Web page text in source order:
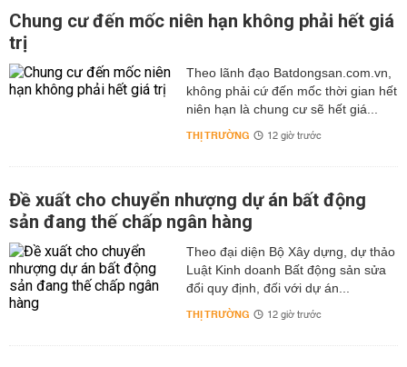
Chung cư đến mốc niên hạn không phải hết giá
trị
Theo lãnh đạo Batdongsan.com.vn,
không phải cứ đến mốc thời gian hết
niên hạn là chung cư sẽ hết giá...
THỊ TRƯỜNG 12 giờ trước
Đề xuất cho chuyển nhượng dự án bất động
sản đang thế chấp ngân hàng
Theo đại diện Bộ Xây dựng, dự thảo
Luật Kinh doanh Bất động sản sửa
đổi quy định, đối với dự án...
THỊ TRƯỜNG 12 giờ trước